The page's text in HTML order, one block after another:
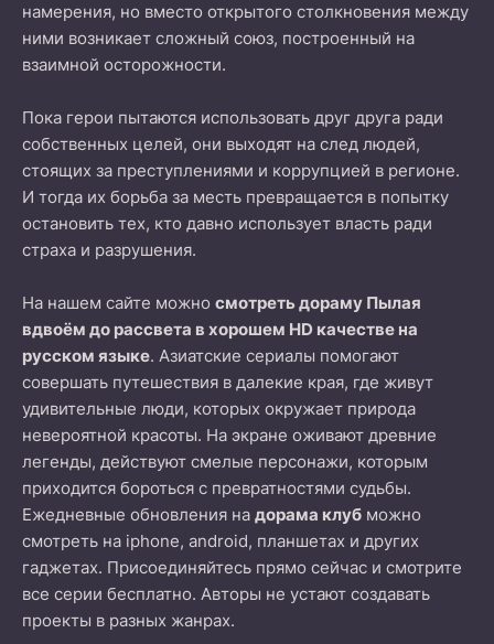
намерения, но вместо открытого столкновения между
ними возникает сложный союз, построенный на
взаимной осторожности.
Пока герои пытаются использовать друг друга ради
собственных целей, они выходят на след людей,
стоящих за преступлениями и коррупцией в регионе.
И тогда их борьба за месть превращается в попытку
остановить тех, кто давно использует власть ради
страха и разрушения.
На нашем сайте можно смотреть дораму Пылая
вдвоём до рассвета в хорошем HD качестве на
русском языке. Азиатские сериалы помогают
совершать путешествия в далекие края, где живут
удивительные люди, которых окружает природа
невероятной красоты. На экране оживают древние
легенды, действуют смелые персонажи, которым
приходится бороться с превратностями судьбы.
Ежедневные обновления на дорама клуб можно
смотреть на iphone, android, планшетах и других
гаджетах. Присоединяйтесь прямо сейчас и смотрите
все серии бесплатно. Авторы не устают создавать
проекты в разных жанрах.